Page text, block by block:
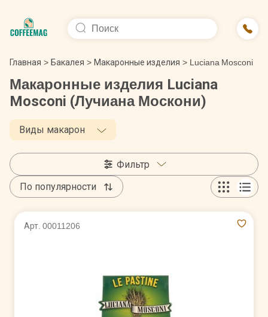
Главная > Бакалея > Макаронные изделия > Luciana Mosconi
Макаронные изделия Luciana
Mosconi (Лучиана Москони)
Виды макарон
Фильтр
По популярности
Арт. 00011206